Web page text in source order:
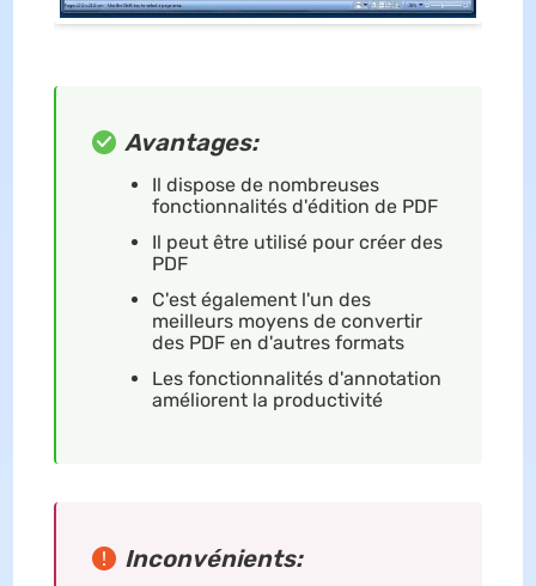
Avantages:
Il dispose de nombreuses
fonctionnalités d'édition de PDF
Il peut être utilisé pour créer des
PDF
C'est également l'un des
meilleurs moyens de convertir
des PDF en d'autres formats
Les fonctionnalités d'annotation
améliorent la productivité
Inconvénients: